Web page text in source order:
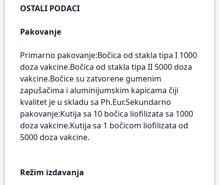
OSTALI PODACI
Pakovanje
Primarno pakovanje:Bočica od stakla tipa I 1000
doza vakcine.Bočica od stakla tipa II 5000 doza
vakcine.Bočice su zatvorene gumenim
zapušačima i aluminijumskim kapicama čiji
kvalitet je u skladu sa Ph.Eur.Sekundarno
pakovanje:Kutija sa 10 bočica liofilizata sa 1000
doza vakcine.Kutija sa 1 bočicom liofilizata od
5000 doza vakcine.
Režim izdavanja